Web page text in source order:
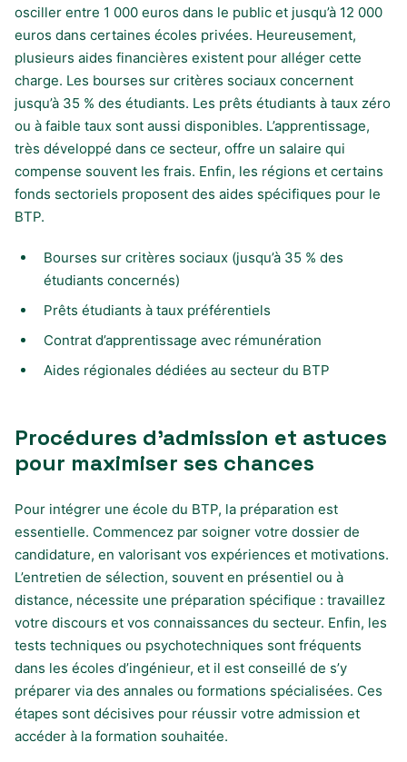
osciller entre 1 000 euros dans le public et jusqu’à 12 000
euros dans certaines écoles privées. Heureusement,
plusieurs aides financières existent pour alléger cette
charge. Les bourses sur critères sociaux concernent
jusqu’à 35 % des étudiants. Les prêts étudiants à taux zéro
ou à faible taux sont aussi disponibles. L’apprentissage,
très développé dans ce secteur, offre un salaire qui
compense souvent les frais. Enfin, les régions et certains
fonds sectoriels proposent des aides spécifiques pour le
BTP.
Bourses sur critères sociaux (jusqu’à 35 % des
étudiants concernés)
Prêts étudiants à taux préférentiels
Contrat d’apprentissage avec rémunération
Aides régionales dédiées au secteur du BTP
Procédures d’admission et astuces
pour maximiser ses chances
Pour intégrer une école du BTP, la préparation est
essentielle. Commencez par soigner votre dossier de
candidature, en valorisant vos expériences et motivations.
L’entretien de sélection, souvent en présentiel ou à
distance, nécessite une préparation spécifique : travaillez
votre discours et vos connaissances du secteur. Enfin, les
tests techniques ou psychotechniques sont fréquents
dans les écoles d’ingénieur, et il est conseillé de s’y
préparer via des annales ou formations spécialisées. Ces
étapes sont décisives pour réussir votre admission et
accéder à la formation souhaitée.